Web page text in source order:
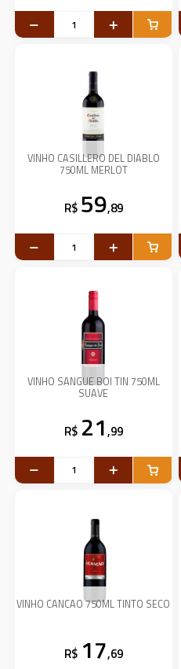
VINHO CASILLERO DEL DIABLO
750ML MERLOT
R$ 59,89
VINHO SANGUE BOI TIN 750ML
SUAVE
R$ 21,99
VINHO CANCAO 750ML TINTO SECO
R$ 17,69